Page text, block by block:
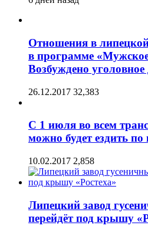
Отношения в
в программе
Возбуждено уголовное
26.12.2017 32,383
С 1 июля во всем
можно будет ездить по
10.02.2017 2,858
Липецкий завод
перейдёт под крышу